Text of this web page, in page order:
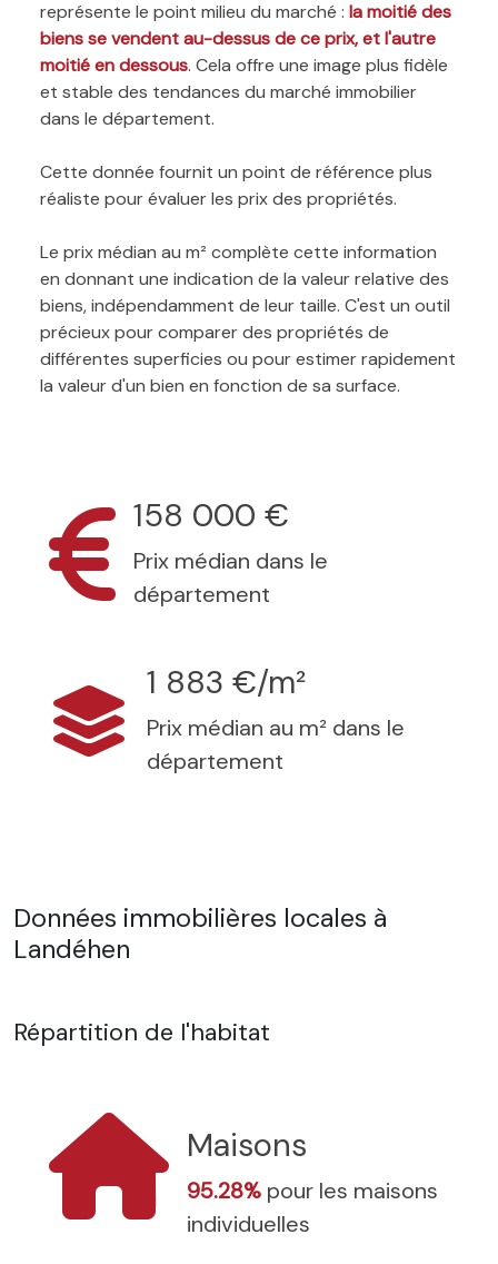
représente le point milieu du marché : la moitié des
biens se vendent au-dessus de ce prix, et l'autre
moitié en dessous. Cela offre une image plus fidèle
et stable des tendances du marché immobilier
dans le département.
Cette donnée fournit un point de référence plus
réaliste pour évaluer les prix des propriétés.
Le prix médian au m² complète cette information
en donnant une indication de la valeur relative des
biens, indépendamment de leur taille. C'est un outil
précieux pour comparer des propriétés de
différentes superficies ou pour estimer rapidement
la valeur d'un bien en fonction de sa surface.
158 000 €
Prix médian dans le
département
1 883 €/m²
Prix médian au m² dans le
département
Données immobilières locales à
Landéhen
Répartition de l'habitat
Maisons
95.28% pour les maisons
individuelles